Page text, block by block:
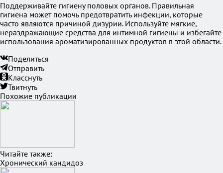
Поддерживайте гигиену половых органов. Правильная
гигиена может помочь предотвратить инфекции, которые
часто являются причиной дизурии. Используйте мягкие,
нераздражающие средства для интимной гигиены и избегайте
использования ароматизированных продуктов в этой области.
Поделиться
Отправить
Класснуть
Твитнуть
Похожие публикации
Читайте также:
Хронический кандидоз